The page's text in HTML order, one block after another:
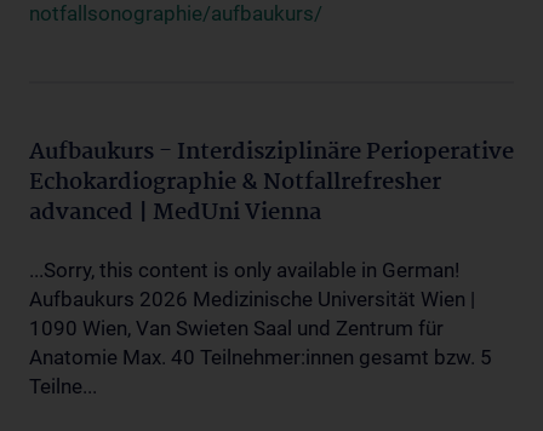
notfallsonographie/aufbaukurs/
Aufbaukurs - Interdisziplinäre Perioperative
Echokardiographie & Notfallrefresher
advanced | MedUni Vienna
...Sorry, this content is only available in German!
Aufbaukurs 2026 Medizinische Universität Wien |
1090 Wien, Van Swieten Saal und Zentrum für
Anatomie Max. 40 Teilnehmer:innen gesamt bzw. 5
Teilne...